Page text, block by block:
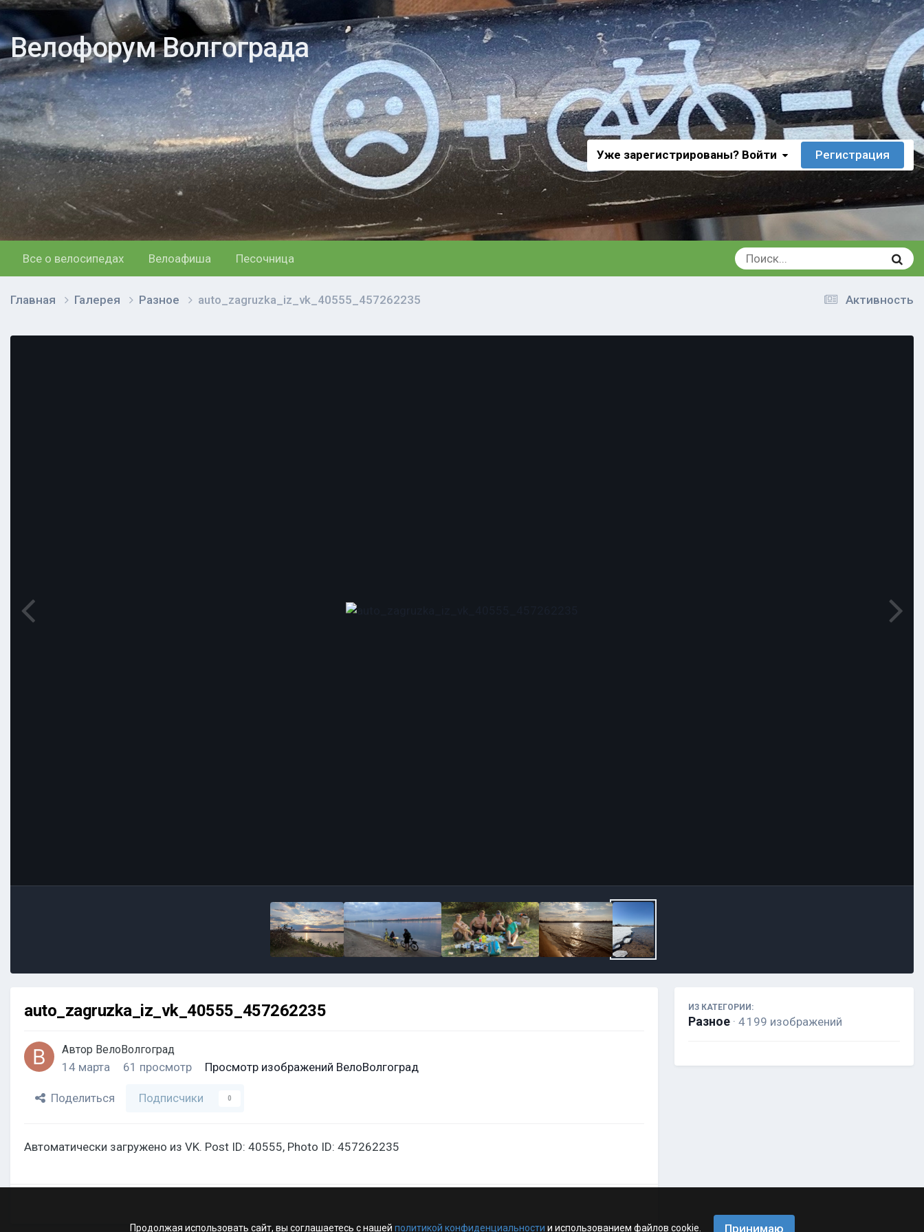
Велофорум Волгограда
Уже зарегистрированы? Войти Регистрация
Все о велосипедах Велоафиша Песочница
Активность
Главная Галерея Разное auto_zagruzka_iz_vk_40555_457262235
auto_zagruzka_iz_vk_40555_457262235
Автор ВелоВолгоград
14 марта 61 просмотр Просмотр изображений ВелоВолгоград
Поделиться Подписчики 0
Автоматически загружено из VK. Post ID: 40555, Photo ID: 457262235
ИЗ КАТЕГОРИИ:
Разное · 4 199 изображений
Продолжая использовать сайт, вы соглашаетесь с нашей политикой конфиденциальности и использованием файлов cookie. Принимаю